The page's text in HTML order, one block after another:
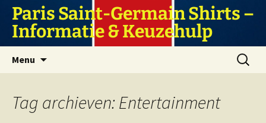
naar
inhoud
Paris Saint-Germain Shirts –
Informatie & Keuzehulp
Menu
Zoeken
naar:
Tag archieven: Entertainment